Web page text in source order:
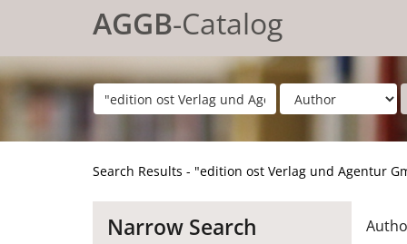
"edition ost Verlag und
AGGB-Catalog
Search Results - "edition ost Verlag und Agentur
Narrow Search